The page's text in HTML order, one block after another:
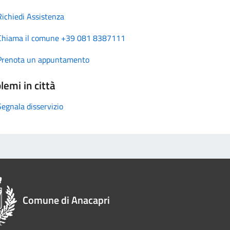
Assistenza
il comune +39 081 8387111
un appuntamento
in città
disservizio
Comune di Anacapri